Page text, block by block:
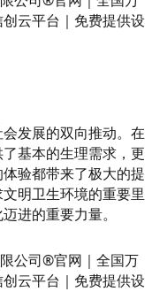
发展的双向推动。在
基本的生理需求，更
验都带来了极大的提
明卫生环境的重要里
进的重要力量。